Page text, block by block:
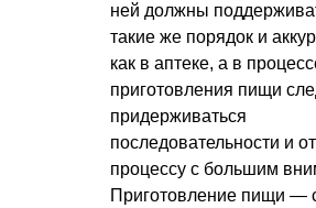
ней должны
такие же порядок и
как в аптеке, а в
приготовления пищи
придерживаться
последовательности и
процессу с большим
Приготовление пищи —